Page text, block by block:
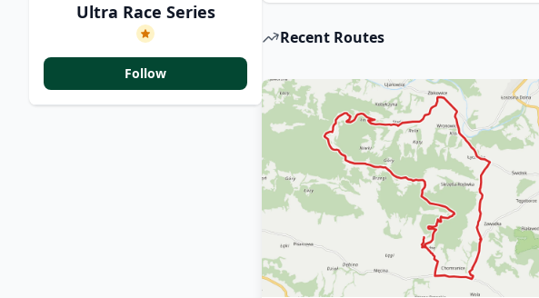
Ultra Race Series
Follow
Recent Routes